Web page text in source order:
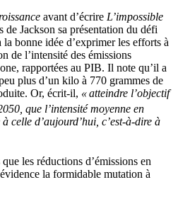
avant d’écrire L’impossible
de Jackson sa présentation du défi
bonne idée d’exprimer les efforts à
de l’intensité des émissions
rapportées au PIB. Il note qu’il a
plus d’un kilo à 770 grammes de
Or, écrit-il, « atteindre l’objectif
que l’intensité moyenne en
celle d’aujourd’hui, c’est-à-dire à
les réductions d’émissions en
la formidable mutation à